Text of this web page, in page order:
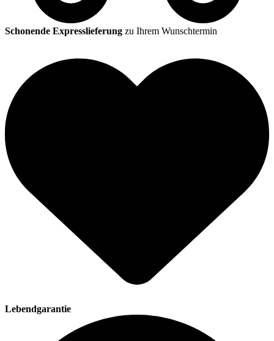
Schonende Expresslieferung zu Ihrem Wunschtermin
Lebendgarantie